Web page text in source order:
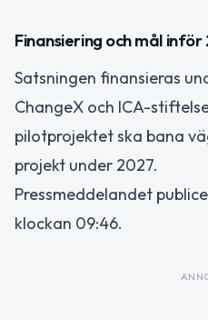
Finansiering och mål inför
Satsningen finansieras
ChangeX och ICA-
pilotprojektet ska bana
projekt under 2027.
Pressmeddelandet
klockan 09:46.